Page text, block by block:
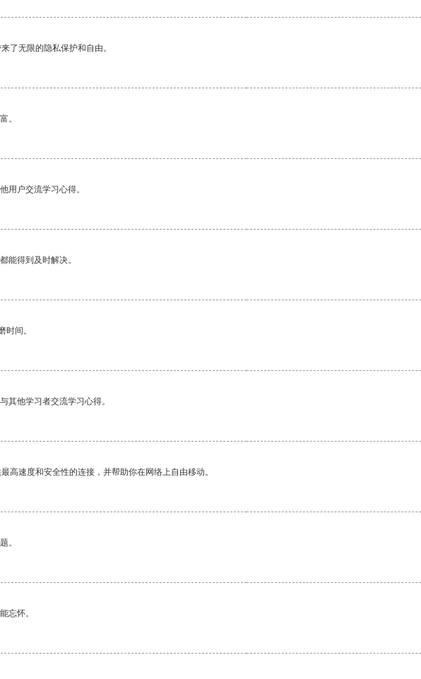
了无限的隐私保护和自由。
。
用户交流学习心得。
能得到及时解决。
时间。
其他学习者交流学习心得。
高速度和安全性的连接，并帮助你在网络上自由移动。
。
忘怀。